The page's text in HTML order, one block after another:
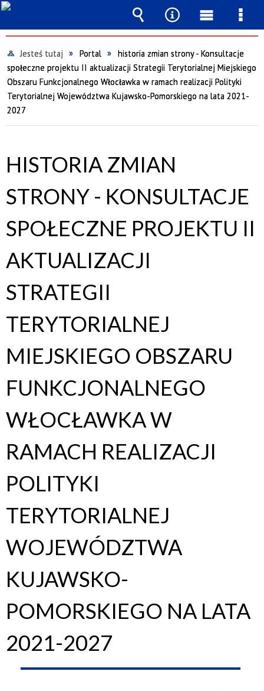
Jesteś tutaj Portal
historia zmian strony - Konsultacje
społeczne projektu II aktualizacji Strategii Terytorialnej Miejskiego
Obszaru Funkcjonalnego Włocławka w ramach realizacji Polityki
Terytorialnej Województwa Kujawsko-Pomorskiego na lata 2021-
2027
HISTORIA ZMIAN
STRONY - KONSULTACJE
SPOŁECZNE PROJEKTU II
AKTUALIZACJI
STRATEGII
TERYTORIALNEJ
MIEJSKIEGO OBSZARU
FUNKCJONALNEGO
WŁOCŁAWKA W
RAMACH REALIZACJI
POLITYKI
TERYTORIALNEJ
WOJEWÓDZTWA
KUJAWSKO-
POMORSKIEGO NA LATA
2021-2027
Wyszukiwarka
Narzędzia
Menu
główne